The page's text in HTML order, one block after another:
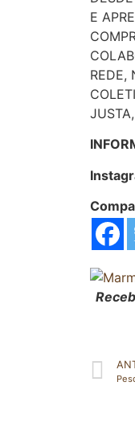
E
REDE,